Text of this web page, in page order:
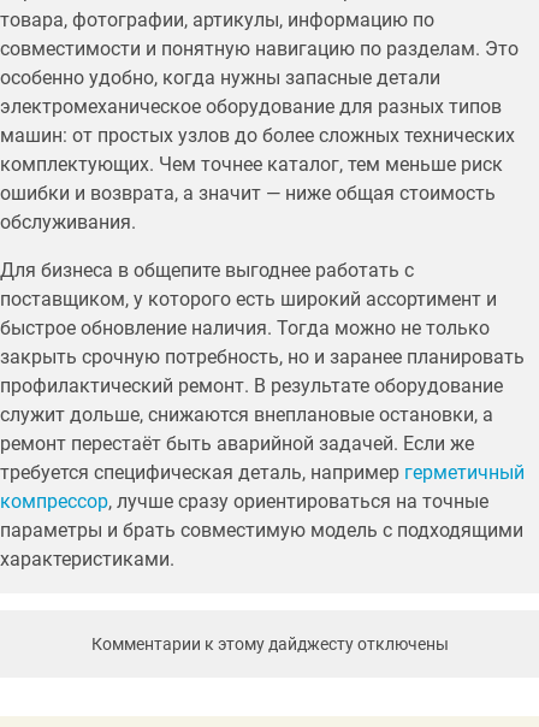
товара, фотографии, артикулы, информацию по
совместимости и понятную навигацию по разделам. Это
особенно удобно, когда нужны запасные детали
электромеханическое оборудование для разных типов
машин: от простых узлов до более сложных технических
комплектующих. Чем точнее каталог, тем меньше риск
ошибки и возврата, а значит — ниже общая стоимость
обслуживания.
Для бизнеса в общепите выгоднее работать с
поставщиком, у которого есть широкий ассортимент и
быстрое обновление наличия. Тогда можно не только
закрыть срочную потребность, но и заранее планировать
профилактический ремонт. В результате оборудование
служит дольше, снижаются внеплановые остановки, а
ремонт перестаёт быть аварийной задачей. Если же
требуется специфическая деталь, например герметичный
компрессор, лучше сразу ориентироваться на точные
параметры и брать совместимую модель с подходящими
характеристиками.
Комментарии к этому дайджесту отключены